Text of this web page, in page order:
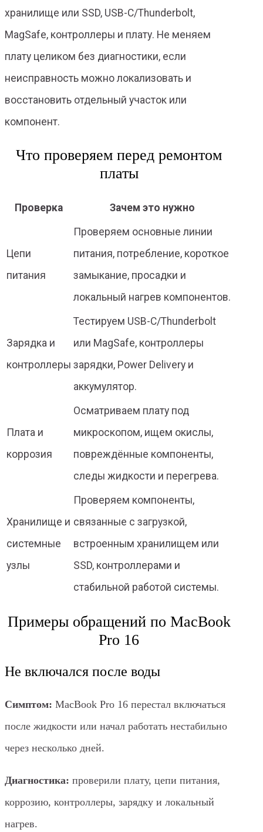
хранилище или SSD, USB-C/Thunderbolt,
MagSafe, контроллеры и плату. Не меняем
плату целиком без диагностики, если
неисправность можно локализовать и
восстановить отдельный участок или
компонент.
Что проверяем перед ремонтом
платы
Проверка Зачем это нужно
Цепи
питания
Проверяем основные линии
питания, потребление, короткое
замыкание, просадки и
локальный нагрев компонентов.
Зарядка и
контроллеры
Тестируем USB-C/Thunderbolt
или MagSafe, контроллеры
зарядки, Power Delivery и
аккумулятор.
Плата и
коррозия
Осматриваем плату под
микроскопом, ищем окислы,
повреждённые компоненты,
следы жидкости и перегрева.
Хранилище и
системные
узлы
Проверяем компоненты,
связанные с загрузкой,
встроенным хранилищем или
SSD, контроллерами и
стабильной работой системы.
Примеры обращений по MacBook
Pro 16
Не включался после воды
Симптом: MacBook Pro 16 перестал включаться
после жидкости или начал работать нестабильно
через несколько дней.
Диагностика: проверили плату, цепи питания,
коррозию, контроллеры, зарядку и локальный
нагрев.